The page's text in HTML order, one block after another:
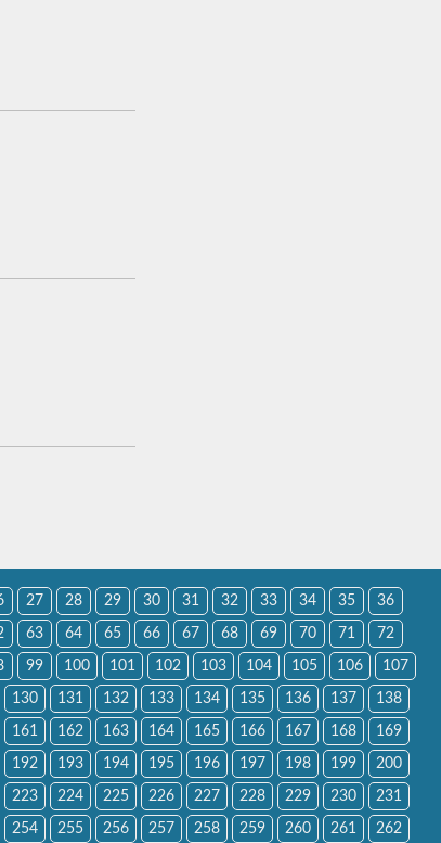
27 28 29 30 31 32 33 34 35 36
63 64 65 66 67 68 69 70 71 72
99 100 101 102 103 104 105 106 107
130 131 132 133 134 135 136 137 138
161 162 163 164 165 166 167 168 169
192 193 194 195 196 197 198 199 200
223 224 225 226 227 228 229 230 231
254 255 256 257 258 259 260 261 262